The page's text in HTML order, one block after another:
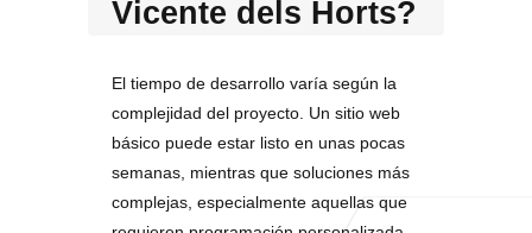
Vicente dels Horts?
El tiempo de desarrollo varía según la
complejidad del proyecto. Un sitio web
básico puede estar listo en unas pocas
semanas, mientras que soluciones más
complejas, especialmente aquellas que